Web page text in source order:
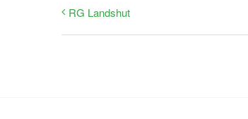
RG Landshut